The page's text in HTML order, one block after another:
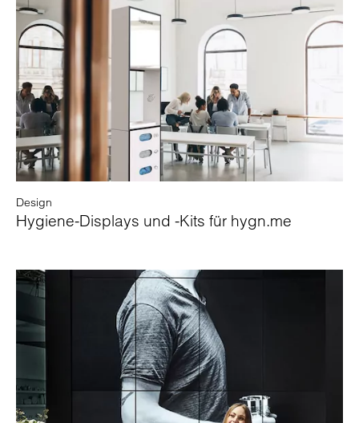
Design
Hygiene-Displays und -Kits für hygn.me